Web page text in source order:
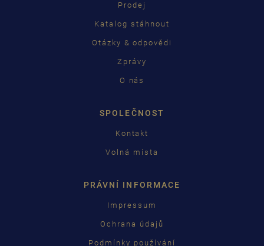
Prodej
Katalog stáhnout
Otázky & odpovědi
Zprávy
O nás
SPOLEČNOST
Kontakt
Volná místa
PRÁVNÍ INFORMACE
Impressum
Ochrana údajů
Podmínky používání